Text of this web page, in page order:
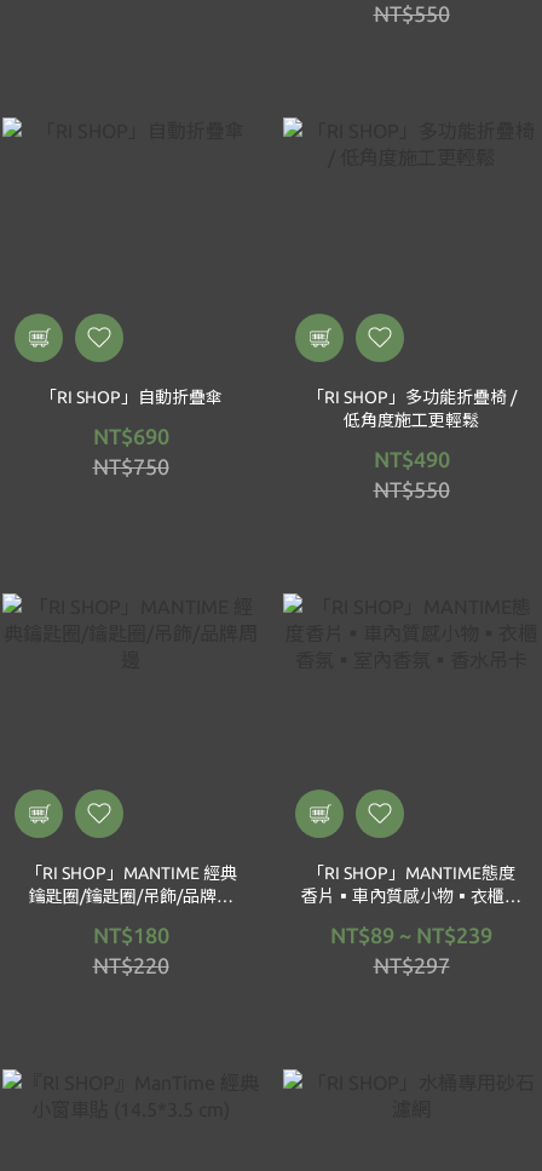
NT$550
「RI SHOP」自動折疊傘
NT$690
NT$750
「RI SHOP」多功能折疊椅 /
低角度施工更輕鬆
NT$490
NT$550
「RI SHOP」MANTIME 經典
鑰匙圈/鑰匙圈/吊飾/品牌周
NT$180
NT$220
「RI SHOP」MANTIME態度
香片▪️車內質感小物▪️衣櫃香
NT$89 ~ NT$239
NT$297